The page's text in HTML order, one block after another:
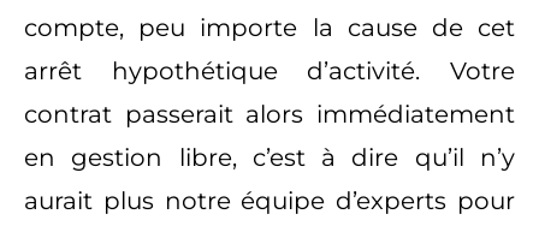
compte, peu importe la cause de cet
arrêt hypothétique d’activité. Votre
contrat passerait alors immédiatement
en gestion libre, c’est à dire qu’il n’y
aurait plus notre équipe d’experts pour